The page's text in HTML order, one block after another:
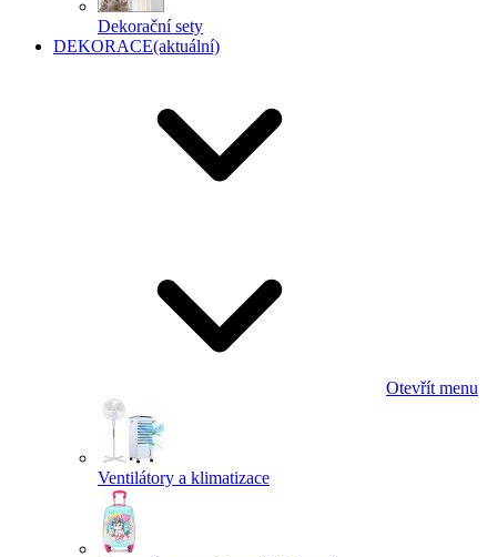
Dekorační sety
DEKORACE(aktuální)
Otevřít menu
Ventilátory a klimatizace